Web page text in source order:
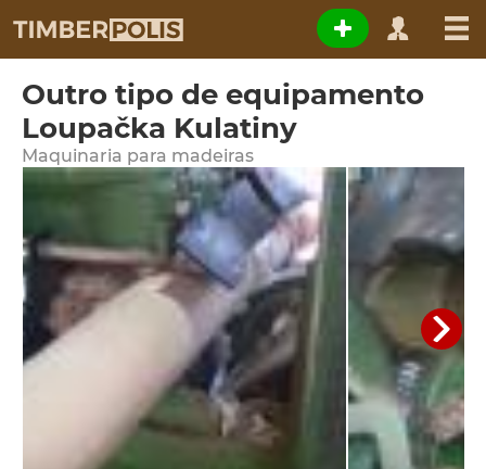
Outro tipo de equipamento
Loupačka Kulatiny
Maquinaria para madeiras